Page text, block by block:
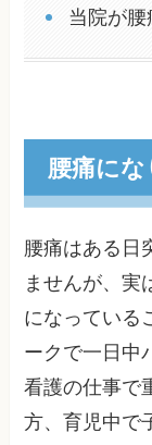
当院が
腰痛に
腰痛はある日
ませんが、実
になっている
ークで一日中
看護の仕事で
方、育児中で